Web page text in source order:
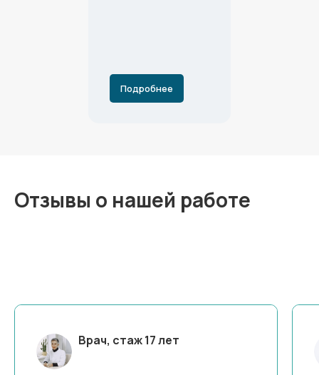
Подробнее
Отзывы о нашей работе
Врач, стаж 17 лет